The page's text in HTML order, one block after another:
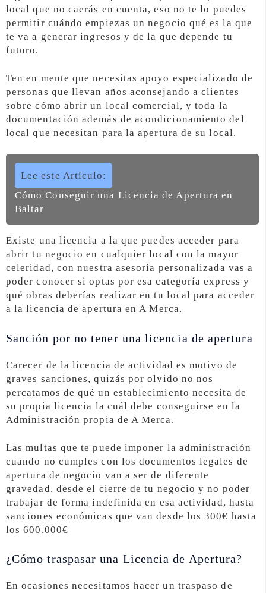
local que no caerás en cuenta, eso no te lo puedes
permitir cuándo empiezas un negocio qué es la que
te va a generar ingresos y de la que depende tu
futuro.
Ten en mente que necesitas apoyo especializado de
personas que llevan años aconsejando a clientes
sobre cómo abrir un local comercial, y toda la
documentación además de acondicionamiento del
local que necesitan para la apertura de su local.
Lee este Artículo:
Cómo Conseguir una Licencia de Apertura en
Baltar
Existe una licencia a la que puedes acceder para
abrir tu negocio en cualquier local con la mayor
celeridad, con nuestra asesoría personalizada vas a
poder conocer si optas por esa categoría express y
qué obras deberías realizar en tu local para acceder
a la licencia de apertura en A Merca.
Sanción por no tener una licencia de apertura
Carecer de la licencia de actividad es motivo de
graves sanciones, quizás por olvido no nos
percatamos de qué un establecimiento necesita de
su propia licencia la cuál debe conseguirse en la
Administración propia de A Merca.
Las multas que te puede imponer la administración
cuando no cumples con los documentos legales de
apertura de negocio van a ser de diferente
gravedad, desde el cierre de tu negocio y no poder
trabajar de forma indefinida en esa actividad, hasta
sanciones económicas que van desde los 300€ hasta
los 600.000€
¿Cómo traspasar una Licencia de Apertura?
En ocasiones necesitamos hacer un traspaso de